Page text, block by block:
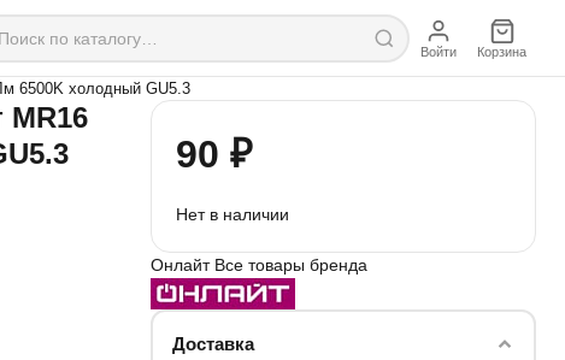
Войти Корзина
6500K холодный GU5.3
90 ₽
Нет в наличии
Онлайт Все товары бренда
Доставка